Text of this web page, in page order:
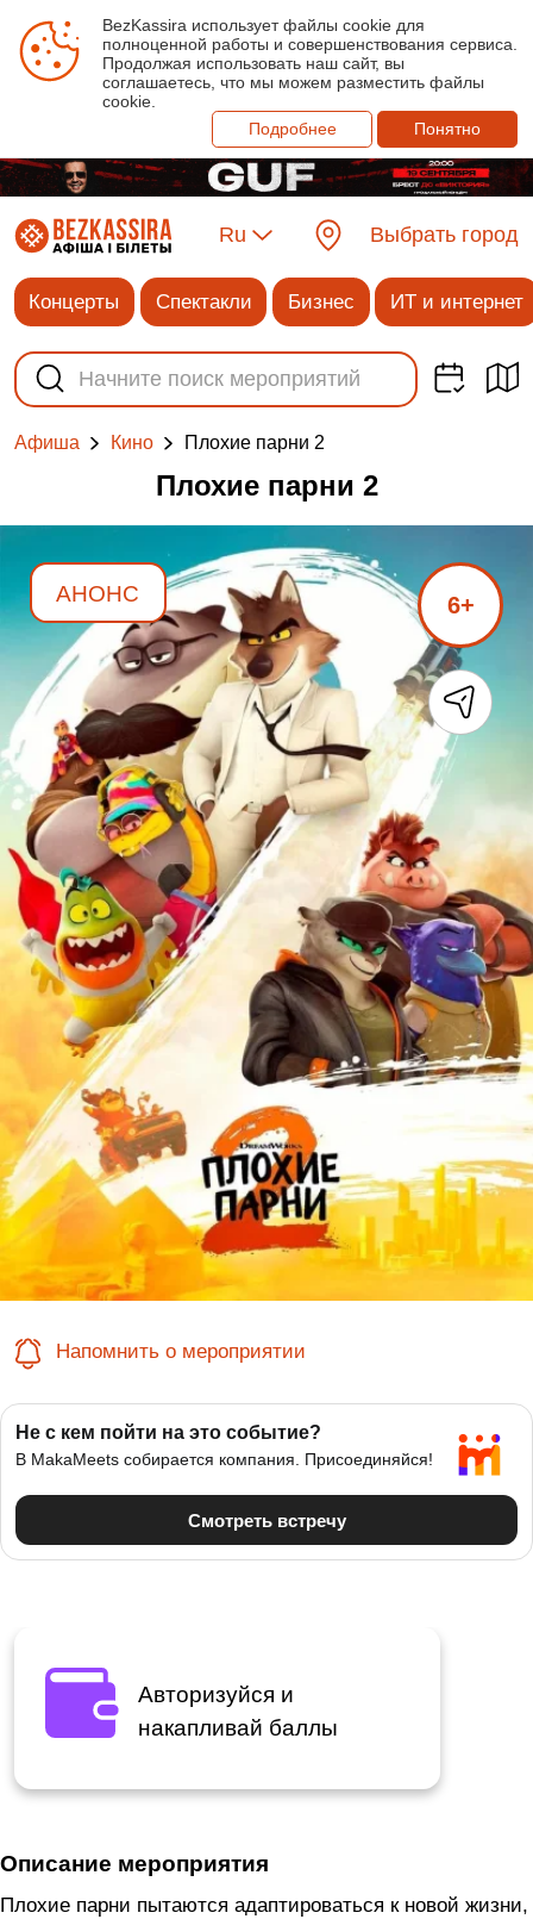
BezKassira использует файлы cookie для
полноценной работы и совершенствования сервиса.
Продолжая использовать наш сайт, вы
соглашаетесь, что мы можем разместить файлы
cookie.
Подробнее
Понятно
Ru Выбрать город
Концерты Спектакли Бизнес ИТ и интернет
Афиша Кино Плохие парни 2
Плохие парни 2
АНОНС 6+
Напомнить о мероприятии
Авторизуйся и
накапливай баллы
Описание мероприятия
Плохие парни пытаются адаптироваться к новой жизни,